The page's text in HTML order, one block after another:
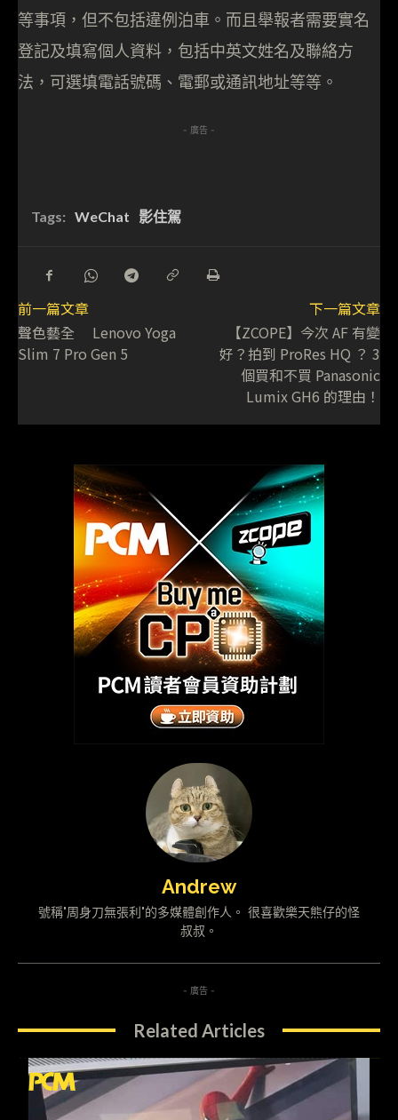
等事項，但不包括違例泊車。而且舉報者需要實名
登記及填寫個人資料，包括中英文姓名及聯絡方
法，可選填電話號碼、電郵或通訊地址等等。
- 廣告 -
Tags: WeChat 影住駕
前一篇文章
聲色藝全 Lenovo Yoga
Slim 7 Pro Gen 5
下一篇文章
【ZCOPE】今次 AF 有變
好？拍到 ProRes HQ ？ 3
個買和不買 Panasonic
Lumix GH6 的理由！
Andrew
號稱"周身刀無張利"的多媒體創作人。 很喜歡樂天熊仔的怪
叔叔。
- 廣告 -
Related Articles